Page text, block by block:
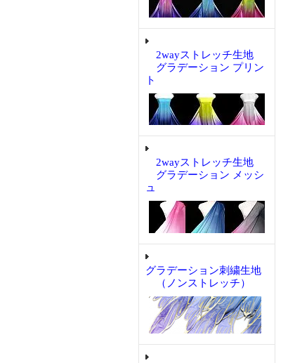
2wayストレッチ生地
グラデーション プリン
ト
2wayストレッチ生地
グラデーション メッシ
ュ
グラデーション刺繍生地
（ノンストレッチ）